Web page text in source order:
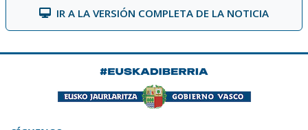
IR A LA VERSIÓN COMPLETA DE LA NOTICIA